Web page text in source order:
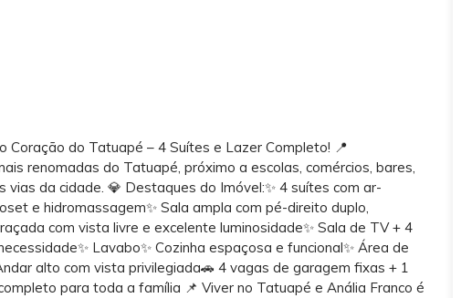
do Tatuapé – 4 Suítes e Lazer Completo! 📍
renomadas do Tatuapé, próximo a escolas, comércios, bares,
da cidade. 💎 Destaques do Imóvel:✨ 4 suítes com ar-
e hidromassagem✨ Sala ampla com pé-direito duplo,
com vista livre e excelente luminosidade✨ Sala de TV + 4
Lavabo✨ Cozinha espaçosa e funcional✨ Área de
alto com vista privilegiada🚗 4 vagas de garagem fixas + 1
para toda a família 📌 Viver no Tatuapé e Anália Franco é